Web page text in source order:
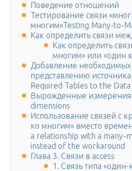
Поведение отношений
Тестирование связи
многим»Testing Many-to-
Как определить связи
Как определить
многим» или «один
Добавление необходимых
представлению
Required Tables to the
Вырожденные
dimensions
Использование связей с
ко многим» вместо
a relationship with a many-
instead of the workaround
Глава 3. Связи в access
1. Связь типа